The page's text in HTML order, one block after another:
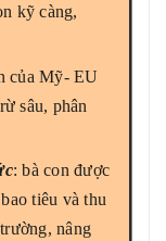
kỹ càng,
của Mỹ- EU
sâu, phân
: bà con được
tiêu và thu
nâng